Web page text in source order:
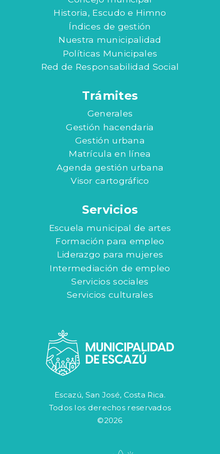
Historia, Escudo e Himno
Índices de gestión
Nuestra municipalidad
Políticas Municipales
Red de Responsabilidad Social
Trámites
Generales
Gestión hacendaria
Gestión urbana
Matrícula en línea
Agenda gestión urbana
Visor cartográfico
Servicios
Escuela municipal de artes
Formación para empleo
Liderazgo para mujeres
Intermediación de empleo
Servicios sociales
Servicios culturales
Escazú, San José, Costa Rica.
Todos los derechos reservados
©2026